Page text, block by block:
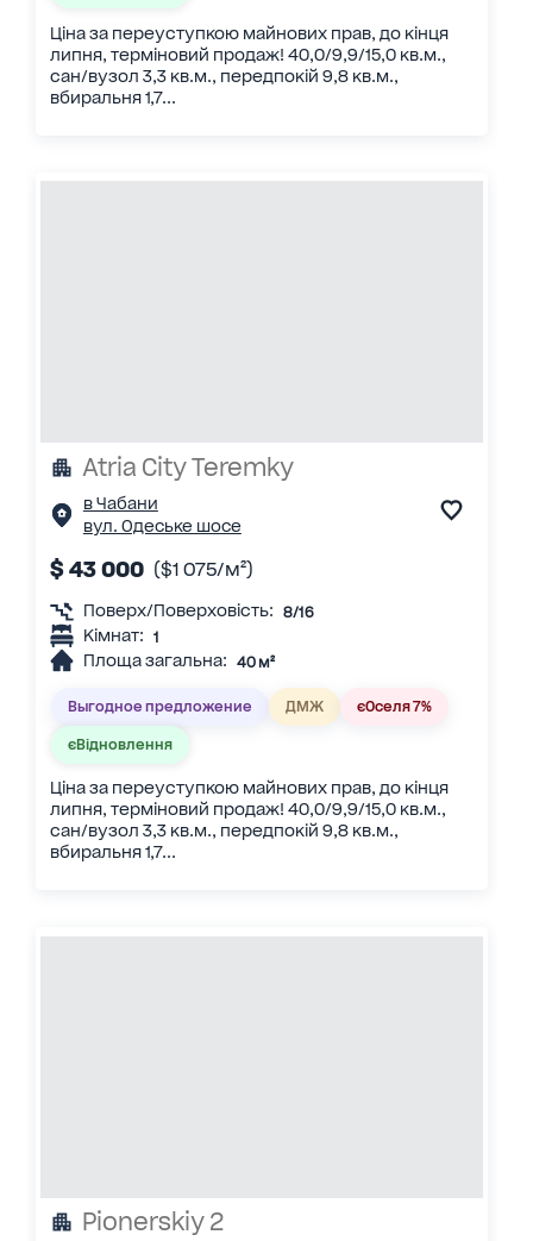
Ціна за переуступкою майнових прав, до кінця
липня, терміновий продаж! 40,0/9,9/15,0 кв.м.,
сан/вузол 3,3 кв.м., передпокій 9,8 кв.м.,
вбиральня 1,7...
Atria City Teremky
в Чабани
вул. Одеське шосе
$ 43 000 ($1 075/м²)
Поверх/Поверховість: 8/16
Кімнат: 1
Площа загальна: 40 м²
Выгодное предложение ДМЖ єОселя 7%
єВідновлення
Ціна за переуступкою майнових прав, до кінця
липня, терміновий продаж! 40,0/9,9/15,0 кв.м.,
сан/вузол 3,3 кв.м., передпокій 9,8 кв.м.,
вбиральня 1,7...
Pionerskiy 2